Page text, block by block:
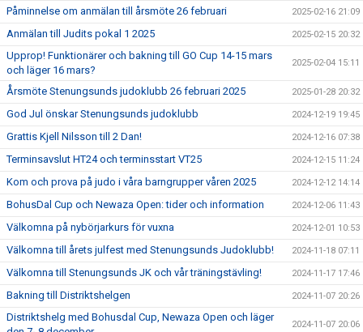
Påminnelse om anmälan till årsmöte 26 februari 2025-02-16 21:09
Anmälan till Judits pokal 1 2025 2025-02-15 20:32
Upprop! Funktionärer och bakning till GO Cup 14-15 mars
och läger 16 mars?
2025-02-04 15:11
Årsmöte Stenungsunds judoklubb 26 februari 2025 2025-01-28 20:32
God Jul önskar Stenungsunds judoklubb 2024-12-19 19:45
Grattis Kjell Nilsson till 2 Dan! 2024-12-16 07:38
Terminsavslut HT24 och terminsstart VT25 2024-12-15 11:24
Kom och prova på judo i våra barngrupper våren 2025 2024-12-12 14:14
BohusDal Cup och Newaza Open: tider och information 2024-12-06 11:43
Välkomna på nybörjarkurs för vuxna 2024-12-01 10:53
Välkomna till årets julfest med Stenungsunds Judoklubb! 2024-11-18 07:11
Välkomna till Stenungsunds JK och vår träningstävling! 2024-11-17 17:46
Bakning till Distriktshelgen 2024-11-07 20:26
Distriktshelg med Bohusdal Cup, Newaza Open och läger
2024-11-07 20:06